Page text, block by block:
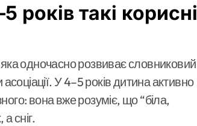
років такі корисні
одночасно розвиває словниковий
У 4–5 років дитина активно
вона вже розуміє, що “біла,
сніг.